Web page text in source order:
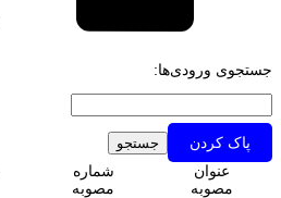
جستجوی ورودی‌ها:
پاک کردن
شماره
مصوبه
عنوان
مصوبه